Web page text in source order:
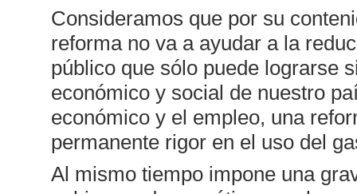
Consideramos que por su
reforma no va a ayudar a la
público que sólo puede lograrse
económico y social de nuestro
económico y el empleo, una
permanente rigor en el uso del
Al mismo tiempo impone una